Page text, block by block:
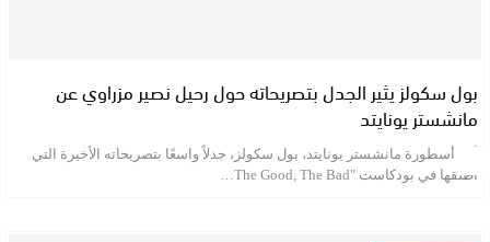
بول سكولز يثير الجدل بتصريحاته حول رحيل نصير مزراوي عن
مانشستر يونايتد
أثار أسطورة مانشستر يونايتد، بول سكولز، جدلاً واسعًا بتصريحاته الأخيرة التي
أطلقها في بودكاست "The Good, The Bad…